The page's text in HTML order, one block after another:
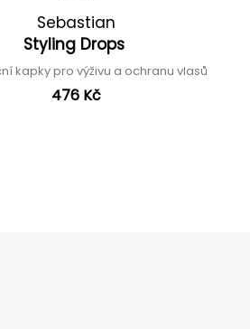
Sebastian
Styling Drops
kapky pro výživu a ochranu vlasů
476 Kč